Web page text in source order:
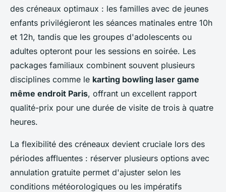
des créneaux optimaux : les familles avec de jeunes
enfants privilégieront les séances matinales entre 10h
et 12h, tandis que les groupes d'adolescents ou
adultes opteront pour les sessions en soirée. Les
packages familiaux combinent souvent plusieurs
disciplines comme le karting bowling laser game
même endroit Paris, offrant un excellent rapport
qualité-prix pour une durée de visite de trois à quatre
heures.
La flexibilité des créneaux devient cruciale lors des
périodes affluentes : réserver plusieurs options avec
annulation gratuite permet d'ajuster selon les
conditions météorologiques ou les impératifs